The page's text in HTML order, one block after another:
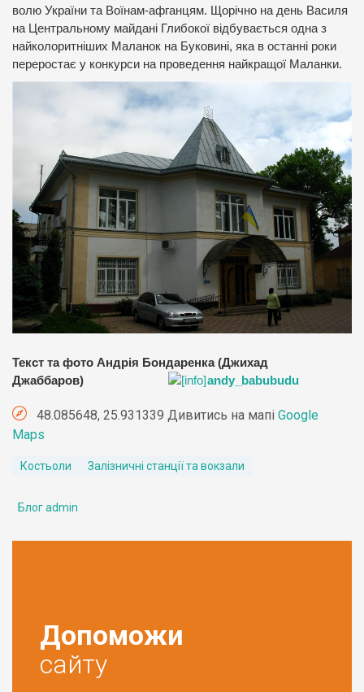
волю України та Воїнам-афганцям. Щорічно на день Василя
на Центральному майдані Глибокої відбувається одна з
найколоритніших Маланок на Буковині, яка в останні роки
переростає у конкурси на проведення найкращої Маланки.
Текст та фото Андрія Бондаренка (Джихад
Джаббаров)
andy_babubudu
48.085648, 25.931339 Дивитись на мапі Google
Maps
Костьоли Залізничні станції та вокзали
Блог admin
Допоможи
сайту